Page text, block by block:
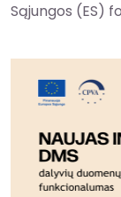
Sąjungos (ES)